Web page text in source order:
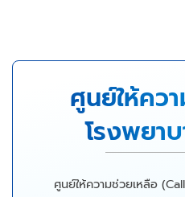
ศูนย์ให้คว
โรงพยา
ศูนย์ให้ความช่วยเหลือ